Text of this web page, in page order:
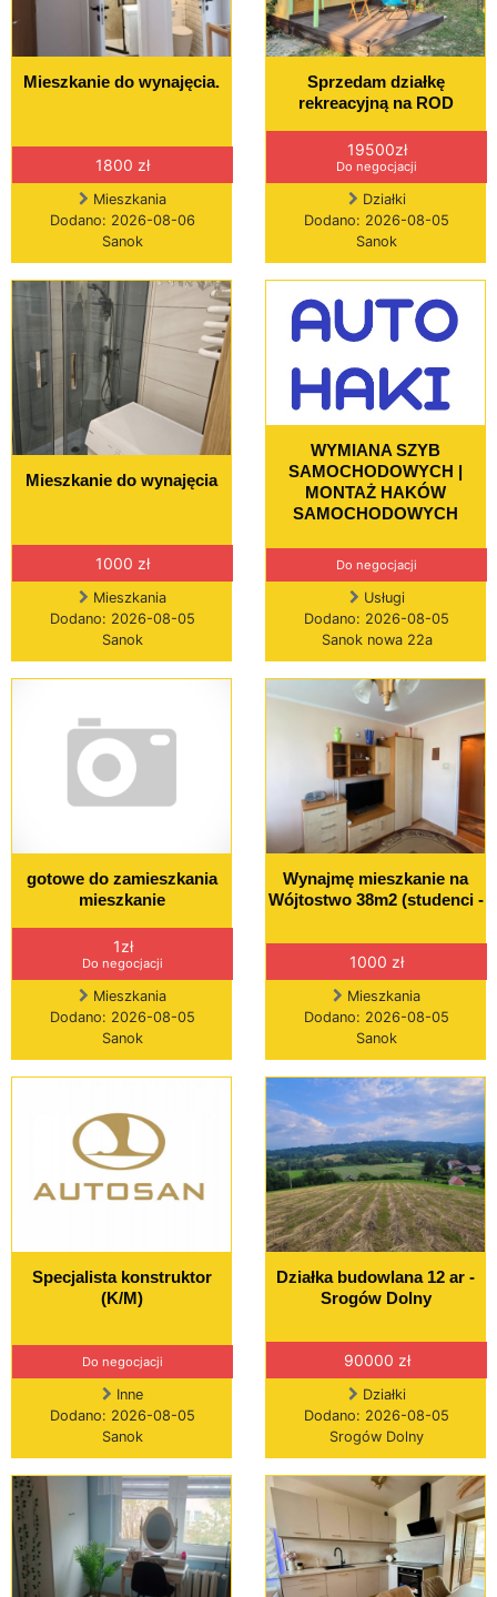
Mieszkanie do wynajęcia.
1800 zł
Mieszkania
Dodano: 2026-08-06
Sanok
Sprzedam działkę
rekreacyjną na ROD
19500zł
Do negocjacji
Działki
Dodano: 2026-08-05
Sanok
Mieszkanie do wynajęcia
1000 zł
Mieszkania
Dodano: 2026-08-05
Sanok
WYMIANA SZYB
SAMOCHODOWYCH |
MONTAŻ HAKÓW
SAMOCHODOWYCH
Do negocjacji
Usługi
Dodano: 2026-08-05
Sanok nowa 22a
gotowe do zamieszkania
mieszkanie
1zł
Do negocjacji
Mieszkania
Dodano: 2026-08-05
Sanok
Wynajmę mieszkanie na
Wójtostwo 38m2 (studenci -
1000 zł
Mieszkania
Dodano: 2026-08-05
Sanok
Specjalista konstruktor
(K/M)
Do negocjacji
Inne
Dodano: 2026-08-05
Sanok
Działka budowlana 12 ar -
Srogów Dolny
90000 zł
Działki
Dodano: 2026-08-05
Srogów Dolny